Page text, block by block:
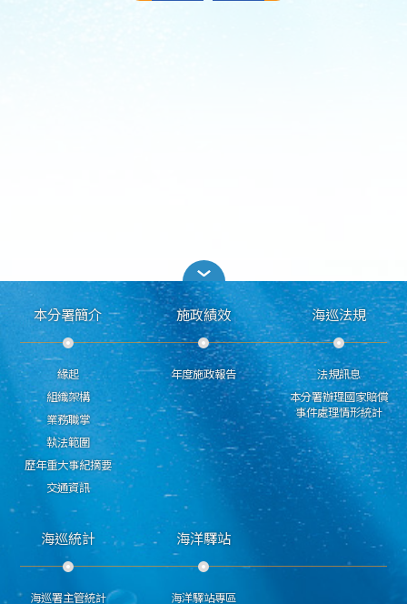
本分署簡介
緣起
組織架構
業務職掌
執法範圍
歷年重大事紀摘要
交通資訊
施政績效
年度施政報告
海巡法規
法規訊息
本分署辦理國家賠償
事件處理情形統計
海巡統計
海巡署主管統計
海洋驛站
海洋驛站專區